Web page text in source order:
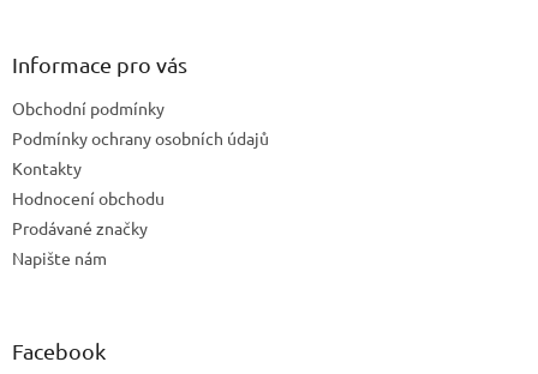
Informace pro vás
Obchodní podmínky
Podmínky ochrany osobních údajů
Kontakty
Hodnocení obchodu
Prodávané značky
Napište nám
Facebook